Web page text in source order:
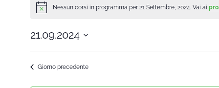
NoticeNessun corsi in programma per 21 Settembre, 2024. Vai ai
21.09.2024
Seleziona
Giorno precedente